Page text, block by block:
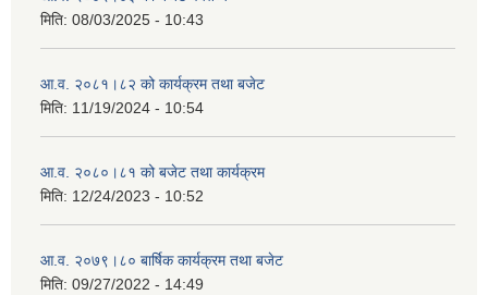
मिति: 08/03/2025 - 10:43
आ.व. २०८१।८२ को कार्यक्रम तथा बजेट
मिति: 11/19/2024 - 10:54
आ.व. २०८०।८१ को बजेट तथा कार्यक्रम
मिति: 12/24/2023 - 10:52
आ.व. २०७९।८० बार्षिक कार्यक्रम तथा बजेट
मिति: 09/27/2022 - 14:49